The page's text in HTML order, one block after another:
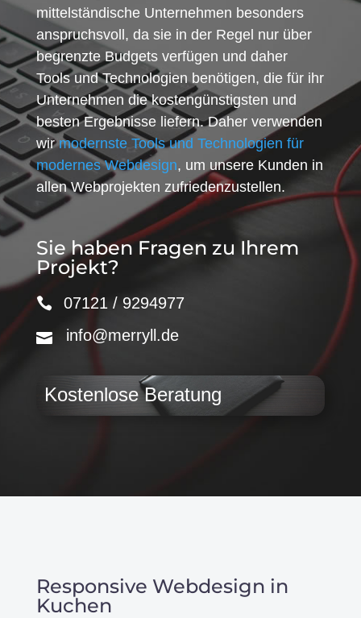
mittelständische Unternehmen besonders
anspruchsvoll, da sie in der Regel nur über
begrenzte Budgets verfügen und daher
Tools und Technologien benötigen, die für ihr
Unternehmen die kostengünstigsten und
besten Ergebnisse liefern. Daher verwenden
wirmodernste Tools und Technologien für
modernes Webdesign, um unsere Kunden in
allen Webprojekten zufriedenzustellen.
Sie haben Fragen zu Ihrem
Projekt?
07121 / 9294977
info@merryll.de
Kostenlose Beratung
Responsive Webdesign in
Kuchen